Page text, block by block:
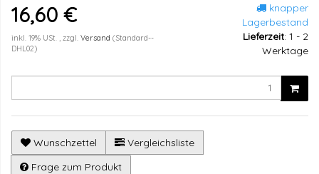
16,60 €
inkl. 19% USt. , zzgl. Versand (Standard--
DHL02)
knapper
Lagerbestand
Lieferzeit: 1 - 2
Werktage
Wunschzettel
Vergleichsliste
Frage zum Produkt